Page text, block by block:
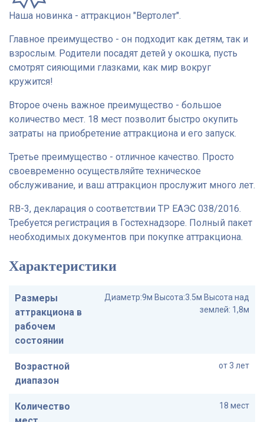
Наша новинка - аттракцион "Вертолет".
Главное преимущество - он подходит как детям, так и
взрослым. Родители посадят детей у окошка, пусть
смотрят сияющими глазками, как мир вокруг
кружится!
Второе очень важное преимущество - большое
количество мест. 18 мест позволит быстро окупить
затраты на приобретение аттракциона и его запуск.
Третье преимущество - отличное качество. Просто
своевременно осуществляйте техническое
обслуживание, и ваш аттракцион прослужит много лет.
RB-3, декларация о соответствии ТР ЕАЭС 038/2016.
Требуется регистрация в Гостехнадзоре. Полный пакет
необходимых документов при покупке аттракциона.
Характеристики
Размеры
аттракциона в
рабочем
состоянии
Диаметр:9м Высота:3.5м Высота над
землей: 1,8м
Возрастной
диапазон
от 3 лет
Количество
18 мест